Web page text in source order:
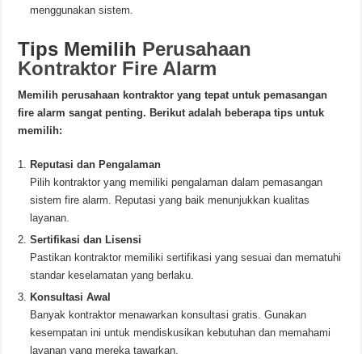
menggunakan sistem.
Tips Memilih Perusahaan
Kontraktor Fire Alarm
Memilih perusahaan kontraktor yang tepat untuk pemasangan
fire alarm sangat penting. Berikut adalah beberapa tips untuk
memilih:
Reputasi dan Pengalaman
Pilih kontraktor yang memiliki pengalaman dalam pemasangan
sistem fire alarm. Reputasi yang baik menunjukkan kualitas
layanan.
Sertifikasi dan Lisensi
Pastikan kontraktor memiliki sertifikasi yang sesuai dan mematuhi
standar keselamatan yang berlaku.
Konsultasi Awal
Banyak kontraktor menawarkan konsultasi gratis. Gunakan
kesempatan ini untuk mendiskusikan kebutuhan dan memahami
layanan yang mereka tawarkan.